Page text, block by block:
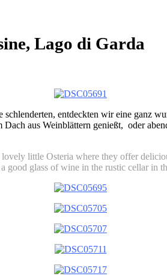
Lago di Garda
entdeckten wir eine ganz
aus Weinblättern genießt, oder
little Osteria where they offer
glass of wine in the rustic cellar in